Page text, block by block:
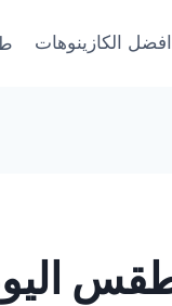
افضل الكازينوهات